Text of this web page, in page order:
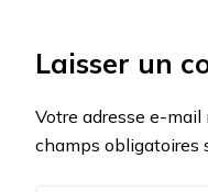
Laisser un
Votre adresse e-mail
champs obligatoires